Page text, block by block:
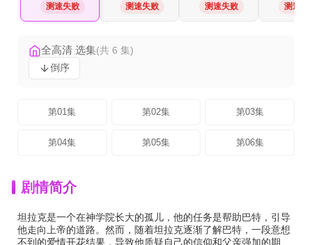
测速失败 测速失败 测速失败 测速失
全高清 选集(共 6 集)
倒序
第01集 第02集 第03集
第04集 第05集 第06集
剧情简介
坦拉克是一个在神学院长大的孤儿，他的任务是帮助巴特，引导
他走向上帝的道路。然而，随着坦拉克逐渐了解巴特，一段意想
不到的爱情开花结果，导致他质疑自己的信仰和父亲强加的期